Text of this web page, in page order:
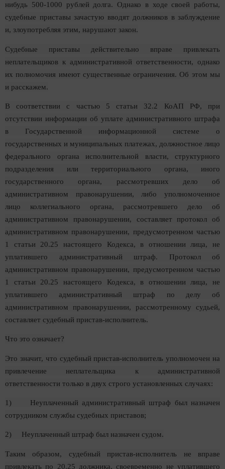
нибудь 500-1000 рублей долга. Однако в ходе своей работы,
судебные приставы зачастую вводят должников в заблуждение
и, злоупотребляя этим, нарушают закон.
Судебные приставы действительно вправе привлекать
неплательщиков к административной ответственности, однако
их полномочия имеют существенные ограничения. Об этом мы
и расскажем.
В соответствии с частью 5 статьи 32.2 КоАП РФ, при
отсутствии информации об уплате административного штрафа
в Государственной информационной системе о
государственных и муниципальных платежах, должностное лицо
федерального органа исполнительной власти, структурного
подразделения или территориального органа, иного
государственного органа, рассмотревших дело об
административном правонарушении, либо уполномоченное
лицо коллегиального органа, рассмотревшего дело об
административном правонарушении, составляет протокол об
административном правонарушении, предусмотренном частью
1 статьи 20.25 настоящего Кодекса, в отношении лица, не
уплатившего административный штраф. Протокол об
административном правонарушении, предусмотренном частью
1 статьи 20.25 настоящего Кодекса, в отношении лица, не
уплатившего административный штраф по делу об
административном правонарушении, рассмотренному судьей,
составляет судебный пристав-исполнитель.
Что это означает?
Это значит, что судебный пристав-исполнитель уполномочен на
привлечение неплательщика к административной
ответственности только в двух строго установленных случаях:
1) Неуплаченный административный штраф был назначен
сотрудником службы судебных приставов;
2) Неуплаченный штраф был назначен судом.
Таким образом, судебный пристав-исполнитель не вправе
привлекать по 20.25 должника, своевременно не уплатившего